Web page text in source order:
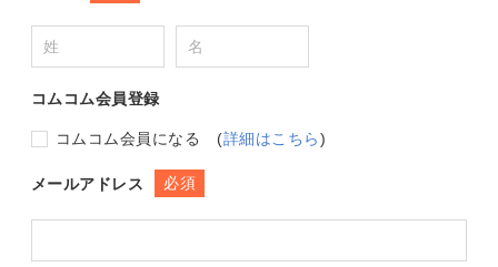
コムコム会員登録
コムコム会員になる (詳細はこちら)
メールアドレス 必須